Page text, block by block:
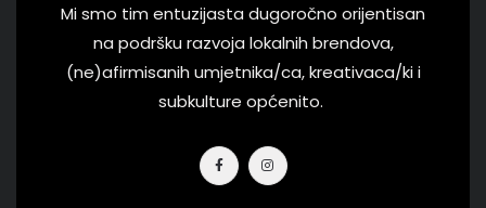
Mi smo tim entuzijasta dugoročno orijentisan
na podršku razvoja lokalnih brendova,
(ne)afirmisanih umjetnika/ca, kreativaca/ki i
subkulture općenito.